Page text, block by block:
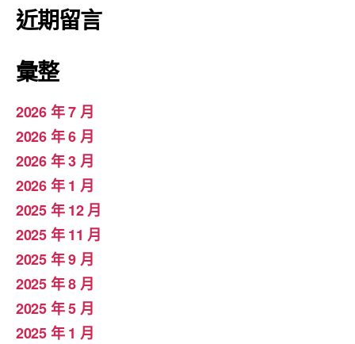
近期留言
彙整
2026 年 7 月
2026 年 6 月
2026 年 3 月
2026 年 1 月
2025 年 12 月
2025 年 11 月
2025 年 9 月
2025 年 8 月
2025 年 5 月
2025 年 1 月